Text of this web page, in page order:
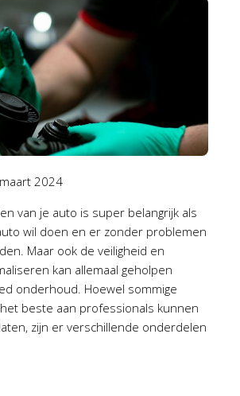
2024
van je auto is super belangrijk als
wil doen en er zonder problemen
Maar ook de veiligheid en
kan allemaal geholpen
onderhoud. Hoewel sommige
beste aan professionals kunnen
zijn er verschillende onderdelen